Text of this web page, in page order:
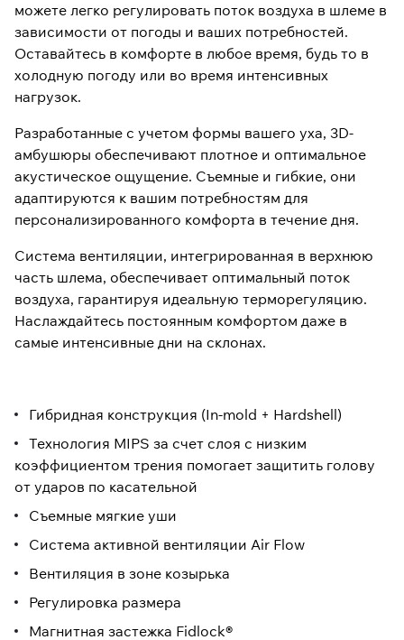
можете легко регулировать поток воздуха в шлеме в
зависимости от погоды и ваших потребностей.
Оставайтесь в комфорте в любое время, будь то в
холодную погоду или во время интенсивных
нагрузок.
Разработанные с учетом формы вашего уха, 3D-
амбушюры обеспечивают плотное и оптимальное
акустическое ощущение. Съемные и гибкие, они
адаптируются к вашим потребностям для
персонализированного комфорта в течение дня.
Система вентиляции, интегрированная в верхнюю
часть шлема, обеспечивает оптимальный поток
воздуха, гарантируя идеальную терморегуляцию.
Наслаждайтесь постоянным комфортом даже в
самые интенсивные дни на склонах.
Гибридная конструкция (In-mold + Hardshell)
Технология MIPS за счет слоя с низким
коэффициентом трения помогает защитить голову
от ударов по касательной
Съемные мягкие уши
Система активной вентиляции Air Flow
Вентиляция в зоне козырька
Регулировка размера
Магнитная застежка Fidlock®